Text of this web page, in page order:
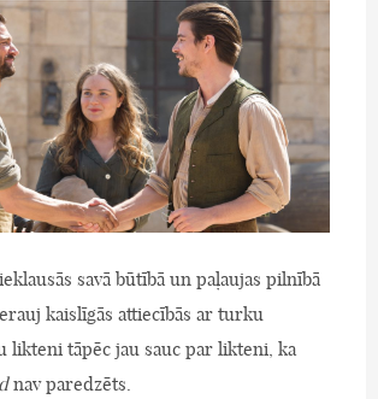
savā būtībā un paļaujas pilnībā
kaislīgās attiecībās ar turku
likteni tāpēc jau sauc par likteni, ka
nav paredzēts.